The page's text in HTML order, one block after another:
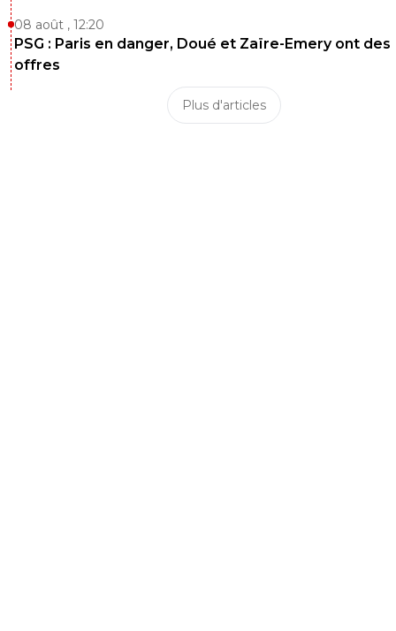
08 août , 12:20
PSG : Paris en danger, Doué et Zaïre-Emery ont des
offres
Plus d'articles